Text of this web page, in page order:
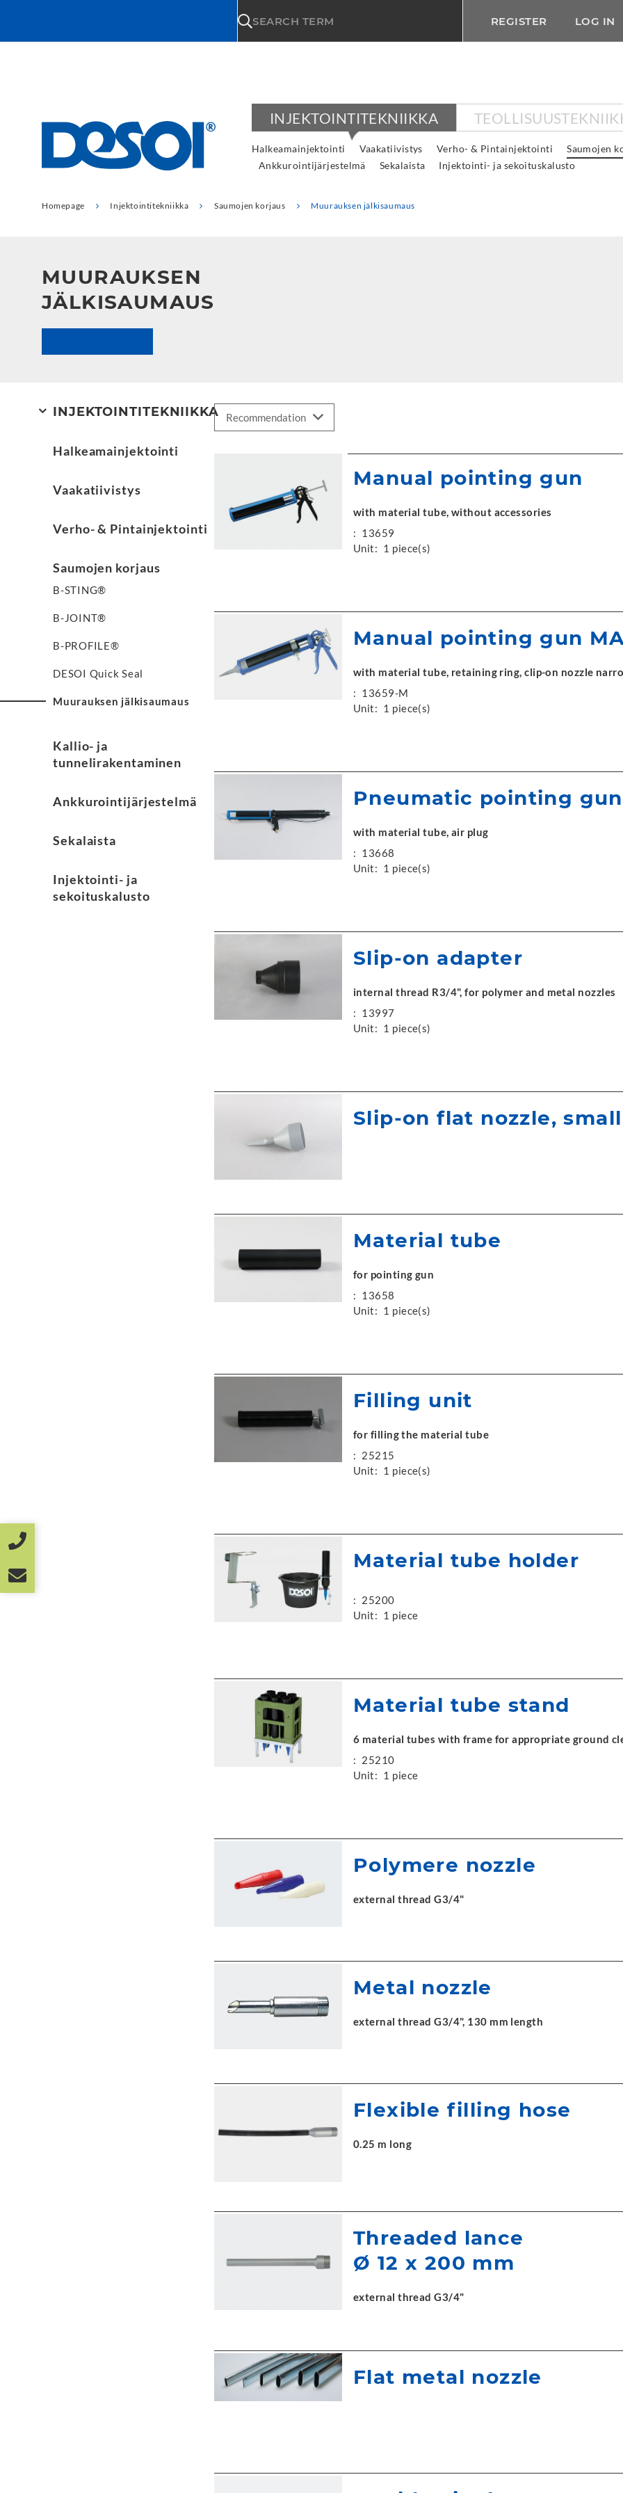
SEARCH TERM REGISTER LOG IN
INJEKTOINTITEKNIIKKA
Halkeamainjektointi Vaakatiivistys Verho- & Pintainjektointi
Saumojen
Ankkurointijärjestelmä
Sekalaista Injektointi- ja sekoituskalusto
Homepage Injektointitekniikka Saumojen korjaus Muurauksen jälkisaumaus
MUURAUKSEN
JÄLKISAUMAUS
INJEKTOINTITEKNIIKKA
Halkeamainjektointi
Vaakatiivistys
Verho- & Pintainjektointi
Saumojen korjaus
B-STING®
B-JOINT®
B-PROFILE®
DESOI Quick Seal
Muurauksen jälkisaumaus
Kallio- ja
tunnelirakentaminen
Ankkurointijärjestelmä
Sekalaista
Injektointi- ja
sekoituskalusto
Manual pointing gun
with material tube, without accessories
: 13659
Unit: 1 piece(s)
Manual pointing gun
with material tube, retaining ring, clip-on nozzle
: 13659-M
Unit: 1 piece(s)
Pneumatic pointing gun
with material tube, air plug
: 13668
Unit: 1 piece(s)
Slip-on adapter
internal thread R3/4", for polymer and metal nozzles
: 13997
Unit: 1 piece(s)
Slip-on flat nozzle, small
Material tube
for pointing gun
: 13658
Unit: 1 piece(s)
Filling unit
for filling the material tube
: 25215
Unit: 1 piece(s)
Material tube holder
: 25200
Unit: 1 piece
Material tube stand
6 material tubes with frame for appropriate ground
: 25210
Unit: 1 piece
Polymere nozzle
external thread G3/4"
Metal nozzle
external thread G3/4", 130 mm length
Flexible filling hose
0.25 m long
Threaded lance
Ø 12 x 200 mm
external thread G3/4"
Flat metal nozzle